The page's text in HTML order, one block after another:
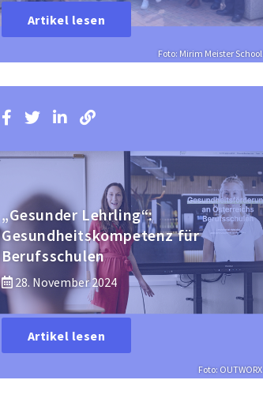
Foto: Mirim Meister School
Artikel lesen
Foto: OUTWORX
„Gesunder Lehrling“:
Gesundheitskompetenz für
Berufsschulen
28. November 2024
Artikel lesen